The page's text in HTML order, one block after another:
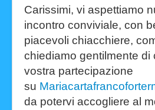
Storia del Circolo
Sardegna
Info e link
Facebook
Carissimi, vi aspettiamo
incontro conviviale, con
piacevoli chiacchiere,
chiediamo gentilmente di
vostra partecipazione
su
da potervi accogliere al